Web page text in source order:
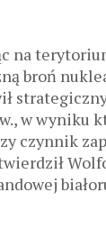
na
broń
w wyniku
czynnik